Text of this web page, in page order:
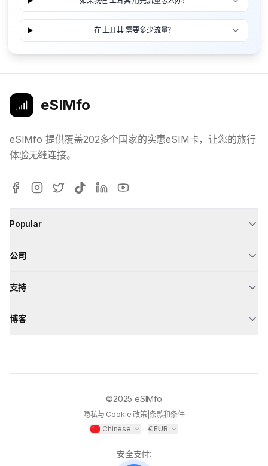
在 土耳其 需要多少流量？
eSIMfo
eSIMfo 提供覆盖202多个国家的实惠eSIM卡，让您的旅行
体验无缝连接。
Popular
公司
支持
博客
©2025 eSIMfo
隐私与 Cookie 政策| 条款和条件
Chinese
€EUR
安全支付: